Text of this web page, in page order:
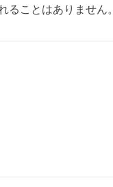
ることはありません。